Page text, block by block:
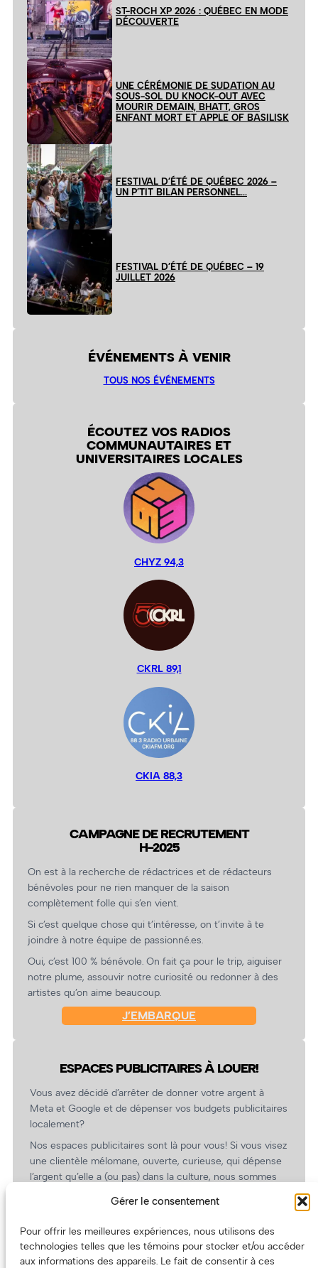
Gérer le consentement
Pour offrir les meilleures expériences, nous utilisons des
technologies telles que les témoins pour stocker et/ou accéder
aux informations des appareils. Le fait de consentir à ces
ST-ROCH XP 2026 : QUÉBEC EN MODE
DÉCOUVERTE
UNE CÉRÉMONIE DE SUDATION AU
SOUS-SOL DU KNOCK-OUT AVEC
MOURIR DEMAIN, BHATT, GROS
ENFANT MORT ET APPLE OF BASILISK
FESTIVAL D’ÉTÉ DE QUÉBEC 2026 –
UN P’TIT BILAN PERSONNEL…
FESTIVAL D’ÉTÉ DE QUÉBEC – 19
JUILLET 2026
ÉVÉNEMENTS À VENIR
TOUS NOS ÉVÉNEMENTS
ÉCOUTEZ VOS RADIOS
COMMUNAUTAIRES ET
UNIVERSITAIRES LOCALES
CHYZ 94,3
CKRL 89,1
CKIA 88,3
CAMPAGNE DE RECRUTEMENT
H-2025
On est à la recherche de rédactrices et de rédacteurs
bénévoles pour ne rien manquer de la saison
complètement folle qui s’en vient.
Si c’est quelque chose qui t’intéresse, on t’invite à te
joindre à notre équipe de passionné.es.
Oui, c’est 100 % bénévole. On fait ça pour le trip, aiguiser
notre plume, assouvir notre curiosité ou redonner à des
artistes qu’on aime beaucoup.
J’EMBARQUE
ESPACES PUBLICITAIRES À LOUER!
Vous avez décidé d’arrêter de donner votre argent à
Meta et Google et de dépenser vos budgets publicitaires
localement?
Nos espaces publicitaires sont là pour vous! Si vous visez
une clientèle mélomane, ouverte, curieuse, qui dépense
l’argent qu’elle a (ou pas) dans la culture, nous sommes
revient.
(Oui, on va avoir des tarifs spéciaux pour vous, les